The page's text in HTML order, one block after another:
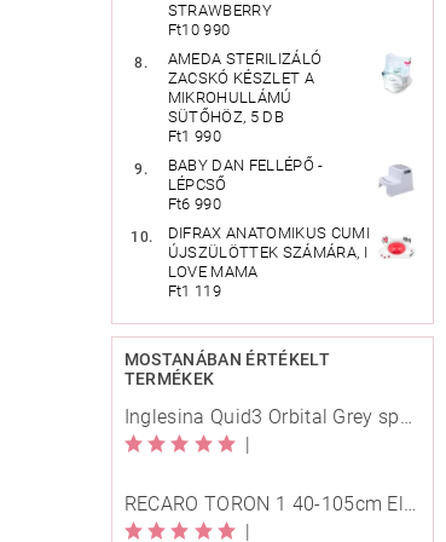
STRAWBERRY
Ft10 990
AMEDA STERILIZÁLÓ
ZACSKÓ KÉSZLET A
MIKROHULLÁMÚ
SÜTŐHÖZ, 5 DB
Ft1 990
BABY DAN FELLÉPŐ -
LÉPCSŐ
Ft6 990
DIFRAX ANATOMIKUS CUMI
ÚJSZÜLÖTTEK SZÁMÁRA, I
LOVE MAMA
Ft1 119
MOSTANÁBAN ÉRTÉKELT
TERMÉKEK
Inglesina Quid3 Orbital Grey sport babakocsi
RECARO TORON 1 40-105cm Elegant Beige